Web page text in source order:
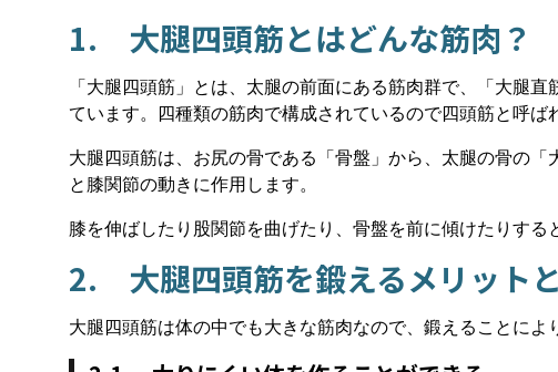
1. 大腿四頭筋とはどんな筋肉？
「大腿四頭筋」とは、太腿の前面にある筋肉群で、「大腿
ています。四種類の筋肉で構成されているので四頭筋と呼ば
大腿四頭筋は、お尻の骨である「骨盤」から、太腿の骨の
と膝関節の動きに作用します。
膝を伸ばしたり股関節を曲げたり、骨盤を前に傾けたりする
2. 大腿四頭筋を鍛えるメリット
大腿四頭筋は体の中でも大きな筋肉なので、鍛えることによ